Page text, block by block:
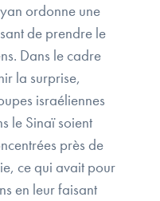
ordonne une
de prendre le
Dans le cadre
la surprise,
israéliennes
le Sinaï soient
près de
ce qui avait pour
en leur faisant